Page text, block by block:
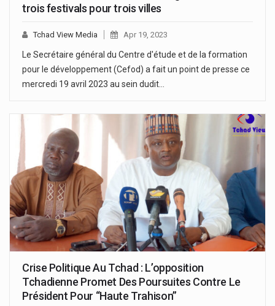
trois festivals pour trois villes
Tchad View Media Apr 19, 2023
Le Secrétaire général du Centre d'étude et de la formation
pour le développement (Cefod) a fait un point de presse ce
mercredi 19 avril 2023 au sein dudit…
Crise Politique Au Tchad : L’opposition
Tchadienne Promet Des Poursuites Contre Le
Président Pour “Haute Trahison”